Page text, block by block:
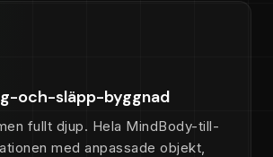
och-släpp-byggnad
fullt djup. Hela MindBody-till-
med anpassade objekt,